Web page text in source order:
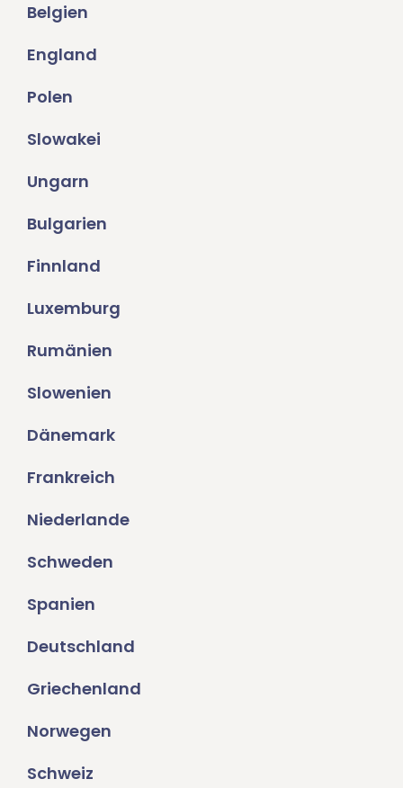
Belgien
England
Polen
Slowakei
Ungarn
Bulgarien
Finnland
Luxemburg
Rumänien
Slowenien
Dänemark
Frankreich
Niederlande
Schweden
Spanien
Deutschland
Griechenland
Norwegen
Schweiz